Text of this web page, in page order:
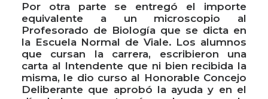
Por otra parte se entregó el importe
equivalente a un microscopio al
Profesorado de Biología que se dicta en
la Escuela Normal de Viale. Los alumnos
que cursan la carrera, escribieron una
carta al Intendente que ni bien recibida la
misma, le dio curso al Honorable Concejo
Deliberante que aprobó la ayuda y en el